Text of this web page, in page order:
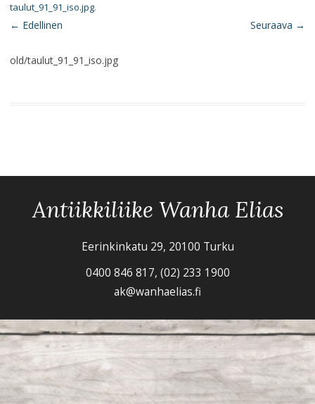
taulut_91_91_iso.jpg.
← Edellinen Seuraava →
old/taulut_91_91_iso.jpg
Antiikkiliike Wanha Elias
Eerinkinkatu 29, 20100 Turku
0400 846 817, (02) 233 1900
ak@wanhaelias.fi